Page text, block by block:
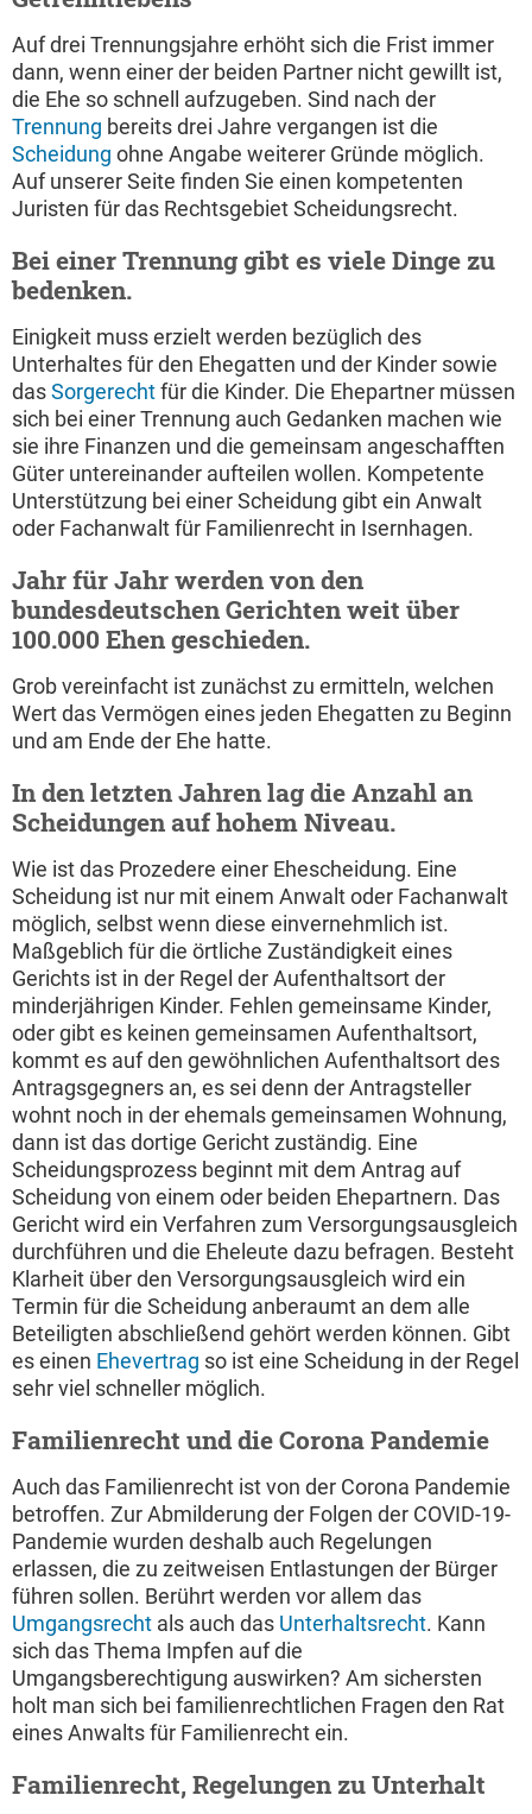
Auf drei Trennungsjahre erhöht sich die Frist immer
dann, wenn einer der beiden Partner nicht gewillt ist,
die Ehe so schnell aufzugeben. Sind nach der
Trennung bereits drei Jahre vergangen ist die
Scheidung ohne Angabe weiterer Gründe möglich.
Auf unserer Seite finden Sie einen kompetenten
Juristen für das Rechtsgebiet Scheidungsrecht.
Bei einer Trennung gibt es viele Dinge zu
bedenken.
Einigkeit muss erzielt werden bezüglich des
Unterhaltes für den Ehegatten und der Kinder sowie
dasSorgerechtfür die Kinder. Die Ehepartner müssen
sich bei einer Trennung auch Gedanken machen wie
sie ihre Finanzen und die gemeinsam angeschafften
Güter untereinander aufteilen wollen. Kompetente
Unterstützung bei einer Scheidung gibt ein Anwalt
oder Fachanwalt für Familienrecht in Isernhagen.
Jahr für Jahr werden von den
bundesdeutschen Gerichten weit über
100.000 Ehen geschieden.
Grob vereinfacht ist zunächst zu ermitteln, welchen
Wert das Vermögen eines jeden Ehegatten zu Beginn
und am Ende der Ehe hatte.
In den letzten Jahren lag die Anzahl an
Scheidungen auf hohem Niveau.
Wie ist das Prozedere einer Ehescheidung. Eine
Scheidung ist nur mit einem Anwalt oder Fachanwalt
möglich, selbst wenn diese einvernehmlich ist.
Maßgeblich für die örtliche Zuständigkeit eines
Gerichts ist in der Regel der Aufenthaltsort der
minderjährigen Kinder. Fehlen gemeinsame Kinder,
oder gibt es keinen gemeinsamen Aufenthaltsort,
kommt es auf den gewöhnlichen Aufenthaltsort des
Antragsgegners an, es sei denn der Antragsteller
wohnt noch in der ehemals gemeinsamen Wohnung,
dann ist das dortige Gericht zuständig. Eine
Scheidungsprozess beginnt mit dem Antrag auf
Scheidung von einem oder beiden Ehepartnern. Das
Gericht wird ein Verfahren zum Versorgungsausgleich
durchführen und die Eheleute dazu befragen. Besteht
Klarheit über den Versorgungsausgleich wird ein
Termin für die Scheidung anberaumt an dem alle
Beteiligten abschließend gehört werden können. Gibt
es einen Ehevertrag so ist eine Scheidung in der Regel
sehr viel schneller möglich.
Familienrecht und die Corona Pandemie
Auch das Familienrecht ist von der Corona Pandemie
betroffen. Zur Abmilderung der Folgen der COVID-19-
Pandemie wurden deshalb auch Regelungen
erlassen, die zu zeitweisen Entlastungen der Bürger
führen sollen. Berührt werden vor allem das
Umgangsrecht als auch das Unterhaltsrecht. Kann
sich das Thema Impfen auf die
Umgangsberechtigung auswirken? Am sichersten
holt man sich bei familienrechtlichen Fragen den Rat
eines Anwalts für Familienrecht ein.
Familienrecht, Regelungen zu Unterhalt